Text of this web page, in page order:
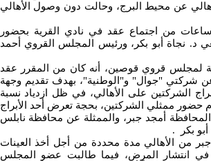
عن محيط البرج، وحالت دون وصول الأهالي
من اجتماع عقد في نادي القرية بحضور
نجاة أبو بكر، ورئيس المجلس القروي أحمد
لمجلس قروي قوصين، أنه كان من المقرر عقد
شركتي "جوال" و"الوطنية"، بهدف تقديم وجهة
الشركتين على الأهالي، في ظل ازدياد نسبة
حضور ممثلي الشركتين، بحجة تعرض أحد الأبراج
أمجد جبر، والممثلة عن محافظة نابلس
بكر
.
من الأهالي مدة محددة من أجل أخذ العينات
في انتشار المرض، فيما طالبت عضو المجلس